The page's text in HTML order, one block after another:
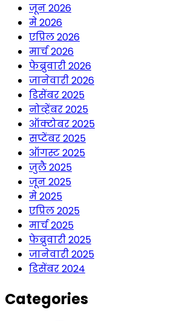
जून 2026
मे 2026
एप्रिल 2026
मार्च 2026
फेब्रुवारी 2026
जानेवारी 2026
डिसेंबर 2025
नोव्हेंबर 2025
ऑक्टोबर 2025
सप्टेंबर 2025
ऑगस्ट 2025
जुलै 2025
जून 2025
मे 2025
एप्रिल 2025
मार्च 2025
फेब्रुवारी 2025
जानेवारी 2025
डिसेंबर 2024
Categories